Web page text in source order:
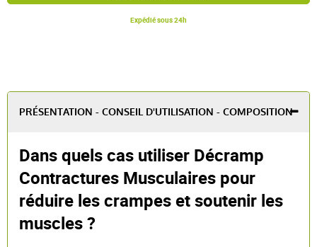
Expédié sous 24h
PRÉSENTATION - CONSEIL D'UTILISATION - COMPOSITION
Dans quels cas utiliser Décramp
Contractures Musculaires pour
réduire les crampes et soutenir les
muscles ?